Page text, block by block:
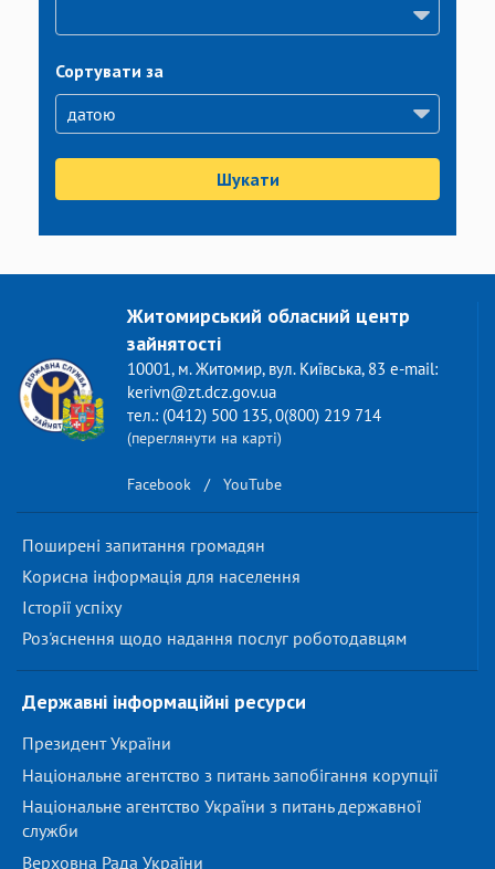
Сортувати за
Шукати
Житомирський обласний центр
зайнятості
10001, м. Житомир, вул. Київська, 83 e-mail:
kerivn@zt.dcz.gov.ua
тел.: (0412) 500 135, 0(800) 219 714
(переглянути на карті)
Facebook / YouTube
Поширені запитання громадян
Корисна інформація для населення
Історії успіху
Роз'яснення щодо надання послуг роботодавцям
Державні інформаційні ресурси
Президент України
Національне агентство з питань запобігання корупції
Національне агентство України з питань державної
служби
Верховна Рада України